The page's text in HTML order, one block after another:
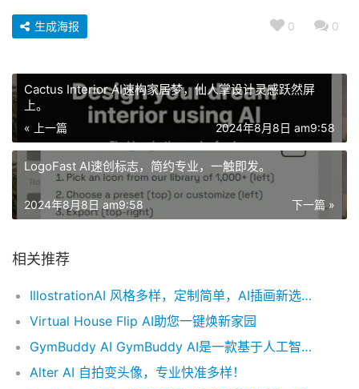
0 0
生成海报
Cactus Interior AI速构家居梦，仙人掌设计灵感跃然屏
上。
« 上一篇 2024年8月8日 am9:58
LogoFast AI速创标志，简约专业，一触即发。
下一篇 »
2024年8月8日 am9:58
相关推荐
IllostrationAI 风格多样，定制简单，AI插画新选择。
Virtual House Flip AI助您一键焕新家园
GymBuddy AI GymBuddy AI是一款基于人工智能的应用程序，为用户提供个性化身体部位训练的定制化锻炼计划，并智能追踪进度、体重变化与挑战，确保有效成果和可见进展。其灵活的日程安排及保护隐私的功能使其在健身应用市场中独树一帜，适合各类人群使用。
Alter AI 自拍变头像，专业快准多样！